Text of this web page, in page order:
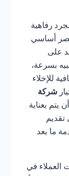
رفاهية
أساسي
على
بسرعة،
للإخلاء
شركة
يتم بعناية
تقديم
ما بعد
العملاء في